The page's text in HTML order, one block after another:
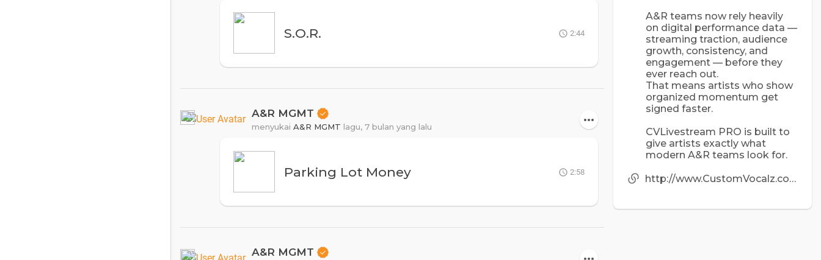
S.O.R. 2:44
A&R MGMT
menyukai A&R MGMT lagu, 7 bulan yang lalu
Parking Lot Money 2:58
A&R MGMT
A&R teams now rely heavily
on digital performance data —
streaming traction, audience
growth, consistency, and
engagement — before they
ever reach out.
That means artists who show
organized momentum get
signed faster.
CVLivestream PRO is built to
give artists exactly what
modern A&R teams look for.
http://www.CustomVocalz.com